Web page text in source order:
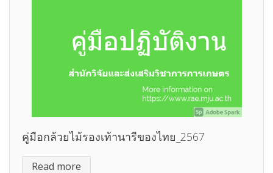
คู่มือกล้วยไม้รองเท้านารีของไทย_2567
Read more